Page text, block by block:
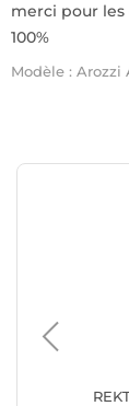
merci pour les
100%
Modèle : Arozzi